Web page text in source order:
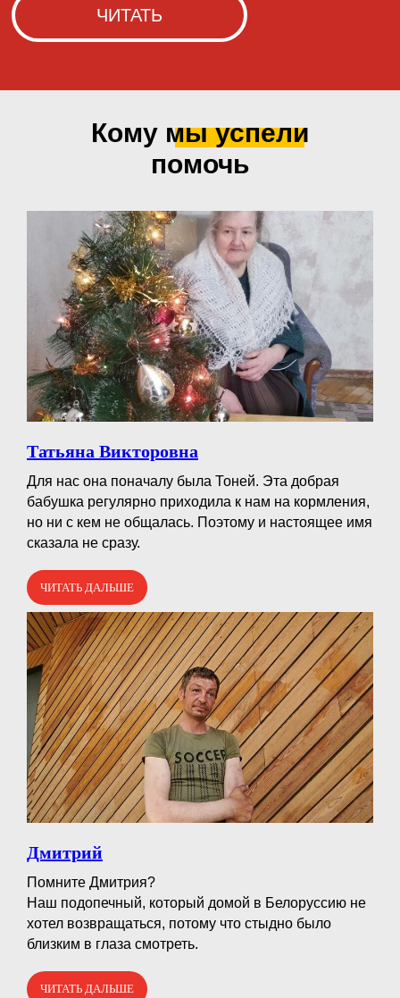
Кому мыуспели
помочь
Татьяна Викторовна
Для нас она поначалу была Тоней. Эта добрая
бабушка регулярно приходила к нам на кормления,
но ни с кем не общалась. Поэтому и настоящее имя
сказала не сразу.
ЧИТАТЬ ДАЛЬШЕ
Дмитрий
Помните Дмитрия?⠀
Наш подопечный, который домой в Белоруссию не
хотел возвращаться, потому что стыдно было
близким в глаза смотреть.
ЧИТАТЬ ДАЛЬШЕ